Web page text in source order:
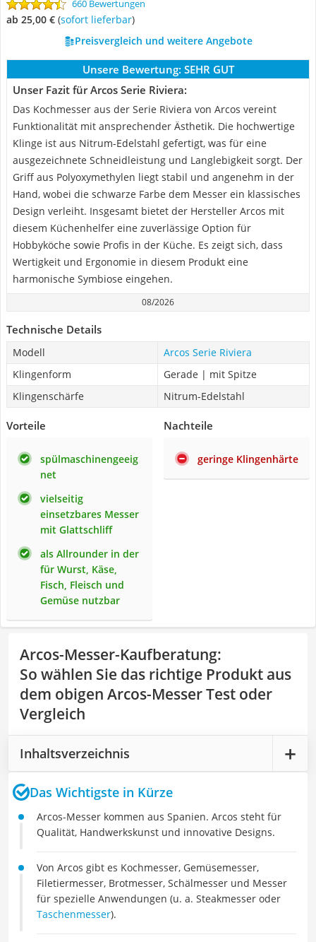
660 Bewertungen
ab 25,00 € ( Sofort lieferbar)
Preisvergleich und weitere Angebote
Unsere Bewertung: SEHR GUT
Unser Fazit für Arcos Serie Riviera:
Das Kochmesser aus der Serie Riviera von Arcos vereint
Funktionalität mit ansprechender Ästhetik. Die hochwertige
Klinge ist aus Nitrum-Edelstahl gefertigt, was für eine
ausgezeichnete Schneidleistung und Langlebigkeit sorgt. Der
Griff aus Polyoxymethylen liegt stabil und angenehm in der
Hand, wobei die schwarze Farbe dem Messer ein klassisches
Design verleiht. Insgesamt bietet der Hersteller Arcos mit
diesem Küchenhelfer eine zuverlässige Option für
Hobbyköche sowie Profis in der Küche. Es zeigt sich, dass
Wertigkeit und Ergonomie in diesem Produkt eine
harmonische Symbiose eingehen.
08/2026
Technische Details
Modell
Arcos Serie Riviera
Klingenform
Gerade | mit Spitze
Klingenschärfe
Nitrum-Edelstahl
Vorteile
spülmaschinengeeig
net
vielseitig
einsetzbares Messer
mit Glattschliff
als Allrounder in der
für Wurst, Käse,
Fisch, Fleisch und
Gemüse nutzbar
Nachteile
geringe Klingenhärte
Arcos-Messer-Kaufberatung:
So wählen Sie das richtige Produkt aus
dem obigen Arcos-Messer Test oder
Vergleich
Inhaltsverzeichnis
Das Wichtigste in Kürze
Arcos-Messer kommen aus Spanien. Arcos steht für
Qualität, Handwerkskunst und innovative Designs.
Von Arcos gibt es Kochmesser, Gemüsemesser,
Filetiermesser, Brotmesser, Schälmesser und Messer
für spezielle Anwendungen (u. a. Steakmesser oder
Taschenmesser).